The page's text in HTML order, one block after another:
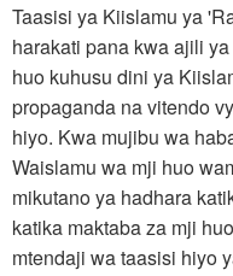
Taasisi ya Kiislamu ya
harakati pana kwa ajili
huo kuhusu dini ya
propaganda na vitendo
hiyo. Kwa mujibu wa
Waislamu wa mji huo
mikutano ya hadhara
katika maktaba za mji
mtendaji wa taasisi hiyo